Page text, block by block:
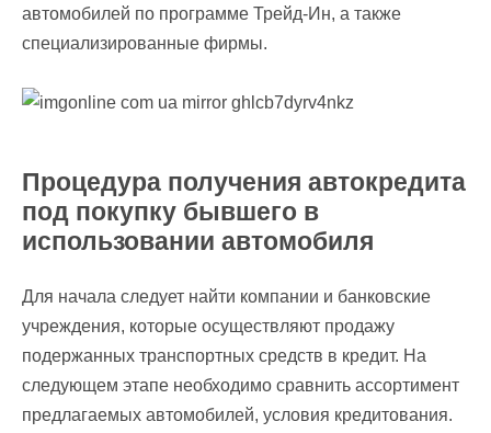
автомобилей по программе Трейд-Ин, а также
специализированные фирмы.
Процедура получения автокредита
под покупку бывшего в
использовании автомобиля
Для начала следует найти компании и банковские
учреждения, которые осуществляют продажу
подержанных транспортных средств в кредит. На
следующем этапе необходимо сравнить ассортимент
предлагаемых автомобилей, условия кредитования.